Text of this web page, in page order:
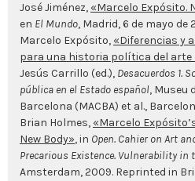
José Jiménez, «Marcelo Expósito.
en El Mundo, Madrid, 6 de mayo de
Marcelo Expósito, «Diferencias y
para una historia política del arte
Jesús Carrillo (ed.), Desacuerdos 1.
pública en el Estado español, Museu
Barcelona (MACBA) et al.,
Brian Holmes, «Marcelo
New Body», in Open. Cahier on Art
Precarious Existence. Vulnerability in
Amsterdam, 2009. Reprinted in